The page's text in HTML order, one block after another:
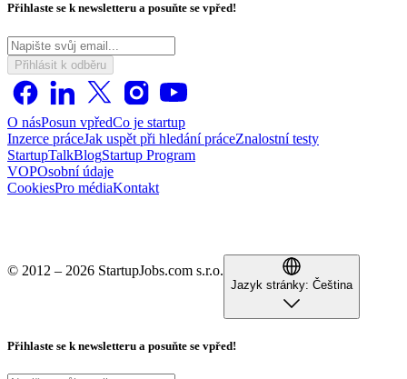
Přihlaste se k newsletteru a posuňte se vpřed!
Přihlásit k odběru
O násPosun vpředCo je startup
Inzerce práceJak uspět při hledání práceZnalostní testy
StartupTalkBlogStartup Program
VOPOsobní údaje
CookiesPro médiaKontakt
© 2012 – 2026 StartupJobs.com s.r.o.
Jazyk stránky: Čeština
Přihlaste se k newsletteru a posuňte se vpřed!